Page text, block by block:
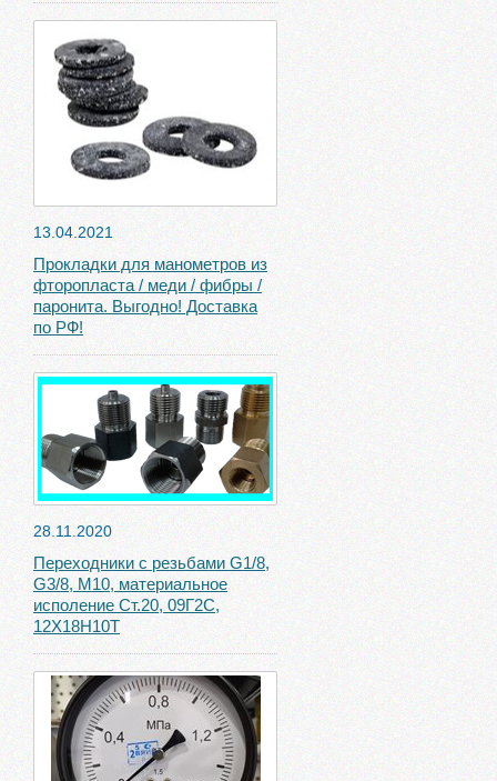
13.04.2021
Прокладки для манометров из
фторопласта / меди / фибры /
паронита. Выгодно! Доставка
по РФ!
28.11.2020
Переходники с резьбами G1/8,
G3/8, М10, материальное
исполение Ст.20, 09Г2С,
12Х18Н10Т